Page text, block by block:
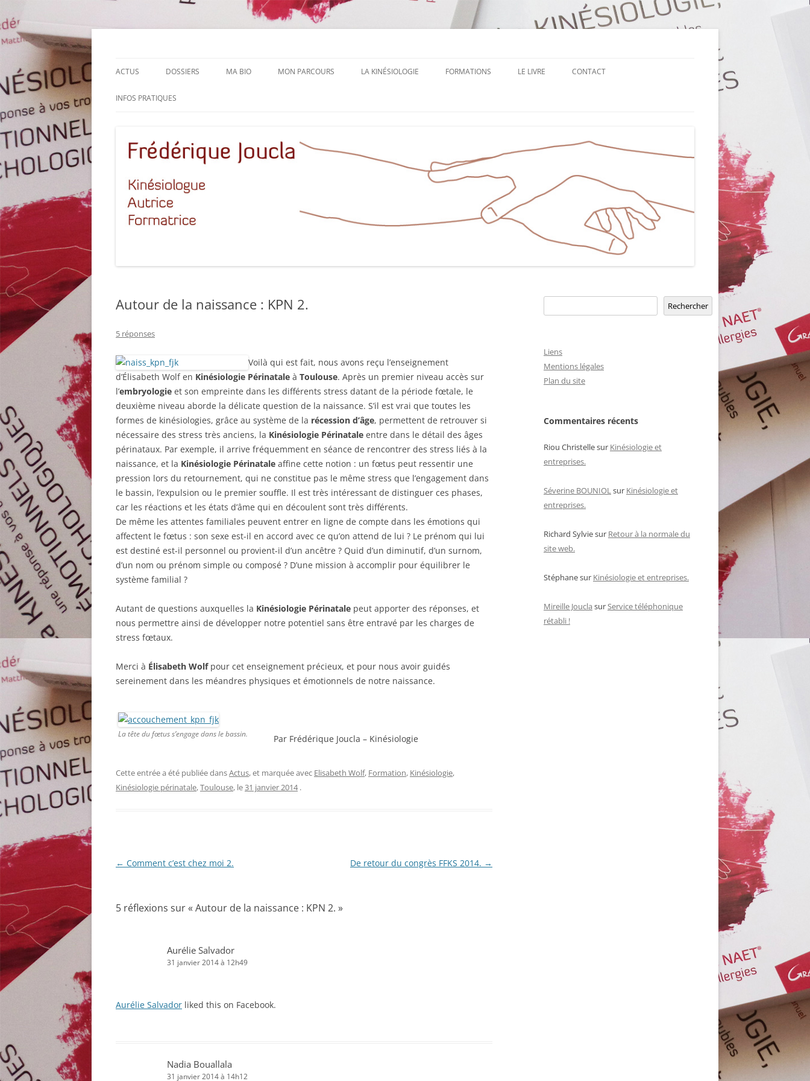
Aller
ACTUS DOSSIERS MA BIO MON PARCOURS LA KINÉSIOLOGIE FORMATIONS LE LIVRE CONTACT
INFOS PRATIQUES
Autour de la naissance : KPN 2.
5 réponses
Voilà qui est fait, nous avons reçu l’enseignement
d’Élisabeth Wolf en Kinésiologie Périnatale à Toulouse. Après un premier niveau accès sur
l’embryologie et son empreinte dans les différents stress datant de la période fœtale, le
deuxième niveau aborde la délicate question de la naissance. S’il est vrai que toutes les
formes de kinésiologies, grâce au système de la récession d’âge, permettent de retrouver si
nécessaire des stress très anciens, la Kinésiologie Périnatale entre dans le détail des âges
périnataux. Par exemple, il arrive fréquemment en séance de rencontrer des stress liés à la
naissance, et la Kinésiologie Périnatale affine cette notion : un fœtus peut ressentir une
pression lors du retournement, qui ne constitue pas le même stress que l’engagement dans
le bassin, l’expulsion ou le premier souffle. Il est très intéressant de distinguer ces phases,
car les réactions et les états d’âme qui en découlent sont très différents.
De même les attentes familiales peuvent entrer en ligne de compte dans les émotions qui
affectent le fœtus : son sexe est-il en accord avec ce qu’on attend de lui ? Le prénom qui lui
est destiné est-il personnel ou provient-il d’un ancêtre ? Quid d’un diminutif, d’un surnom,
d’un nom ou prénom simple ou composé ? D’une mission à accomplir pour équilibrer le
système familial ?
Autant de questions auxquelles la Kinésiologie Périnatale peut apporter des réponses, et
nous permettre ainsi de développer notre potentiel sans être entravé par les charges de
stress fœtaux.
Merci à Élisabeth Wolfpour cet enseignement précieux, et pour nous avoir guidés
sereinement dans les méandres physiques et émotionnels de notre naissance.
La tête du fœtus s’engage dans le bassin. Par Frédérique Joucla – Kinésiologie
Cette entrée a été publiée dansActus, et marquée avec Elisabeth Wolf, Formation, Kinésiologie,
Kinésiologie périnatale,Toulouse, le31 janvier 2014 .
Navigation
← Comment c’est chez moi 2. De retour du congrès FFKS 2014. →
5 réflexions sur « Autour de la naissance : KPN 2. »
Aurélie Salvador
31 janvier 2014 à 12h49
Aurélie Salvador liked this on Facebook.
Nadia Bouallala
31 janvier 2014 à 14h12
Rechercher
Liens
Mentions légales
Plan du site
Commentaires récents
Riou Christellesur Kinésiologie et
entreprises.
Séverine BOUNIOL sur Kinésiologie et
entreprises.
Richard Sylviesur Retour à la normale du
site web.
Stéphanesur Kinésiologie et entreprises.
Mireille Joucla sur Service téléphonique
rétabli !